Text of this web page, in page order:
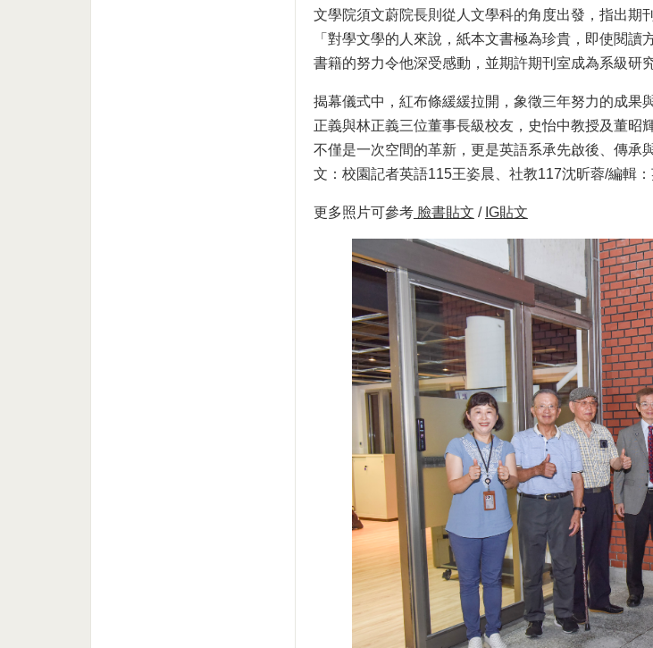
文學院須文蔚院長則從人文學科的角度出發，指出期
「對學文學的人來說，紙本文書極為珍貴，即使閱
書籍的努力令他深受感動，並期許期刊室成為系級研
揭幕儀式中，紅布條緩緩拉開，象徵三年努力的成果
正義與林正義三位董事長級校友，史怡中教授及董昭
不僅是一次空間的革新，更是英語系承先啟後、傳承
文：校園記者英語115王姿晨、社教117沈昕蓉/編輯
更多照片可參考臉書貼文 / IG貼文